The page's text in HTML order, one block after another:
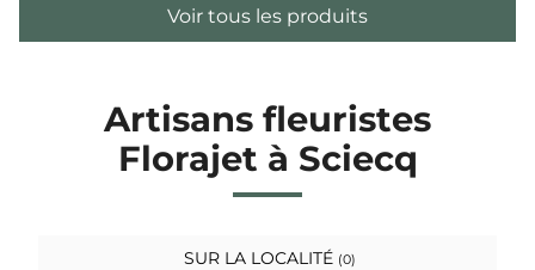
Voir tous les produits
Artisans fleuristes
Florajet à Sciecq
SUR LA LOCALITÉ (0)